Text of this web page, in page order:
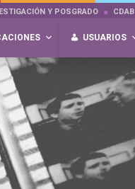
Y POSGRADO CDAB
USUARIOS